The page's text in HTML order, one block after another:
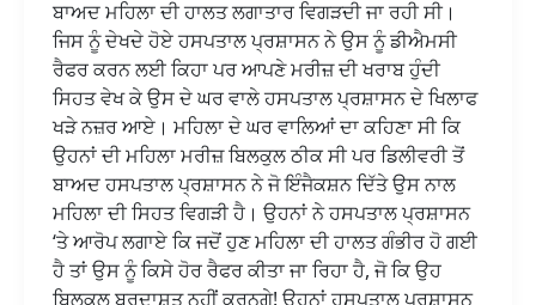
ਬਾਅਦ ਮਹਿਲਾ ਦੀ ਹਾਲਤ ਲਗਾਤਾਰ ਵਿਗੜਦੀ ਜਾ ਰਹੀ ਸੀ।
ਜਿਸ ਨੂੰ ਦੇਖਦੇ ਹੋਏ ਹਸਪਤਾਲ ਪ੍ਰਸ਼ਾਸਨ ਨੇ ਉਸ ਨੂੰ ਡੀਐਮਸੀ
ਰੈਫਰ ਕਰਨ ਲਈ ਕਿਹਾ ਪਰ ਆਪਣੇ ਮਰੀਜ਼ ਦੀ ਖਰਾਬ ਹੁੰਦੀ
ਸਿਹਤ ਵੇਖ ਕੇ ਉਸ ਦੇ ਘਰ ਵਾਲੇ ਹਸਪਤਾਲ ਪ੍ਰਸ਼ਾਸਨ ਦੇ ਖਿਲਾਫ
ਖੜੇ ਨਜ਼ਰ ਆਏ। ਮਹਿਲਾ ਦੇ ਘਰ ਵਾਲਿਆਂ ਦਾ ਕਹਿਣਾ ਸੀ ਕਿ
ਉਹਨਾਂ ਦੀ ਮਹਿਲਾ ਮਰੀਜ਼ ਬਿਲਕੁਲ ਠੀਕ ਸੀ ਪਰ ਡਿਲੀਵਰੀ ਤੋਂ
ਬਾਅਦ ਹਸਪਤਾਲ ਪ੍ਰਸ਼ਾਸਨ ਨੇ ਜੋ ਇੰਜੈਕਸ਼ਨ ਦਿੱਤੇ ਉਸ ਨਾਲ
ਮਹਿਲਾ ਦੀ ਸਿਹਤ ਵਿਗੜੀ ਹੈ। ਉਹਨਾਂ ਨੇ ਹਸਪਤਾਲ ਪ੍ਰਸ਼ਾਸਨ
‘ਤੇ ਆਰੋਪ ਲਗਾਏ ਕਿ ਜਦੋਂ ਹੁਣ ਮਹਿਲਾ ਦੀ ਹਾਲਤ ਗੰਭੀਰ ਹੋ ਗਈ
ਹੈ ਤਾਂ ਉਸ ਨੂੰ ਕਿਸੇ ਹੋਰ ਰੈਫਰ ਕੀਤਾ ਜਾ ਰਿਹਾ ਹੈ, ਜੋ ਕਿ ਉਹ
ਬਿਲਕੁਲ ਬਰਦਾਸ਼ਤ ਨਹੀਂ ਕਰਨਗੇ! ਉਹਨਾਂ ਹਸਪਤਾਲ ਪ੍ਰਸ਼ਾਸਨ